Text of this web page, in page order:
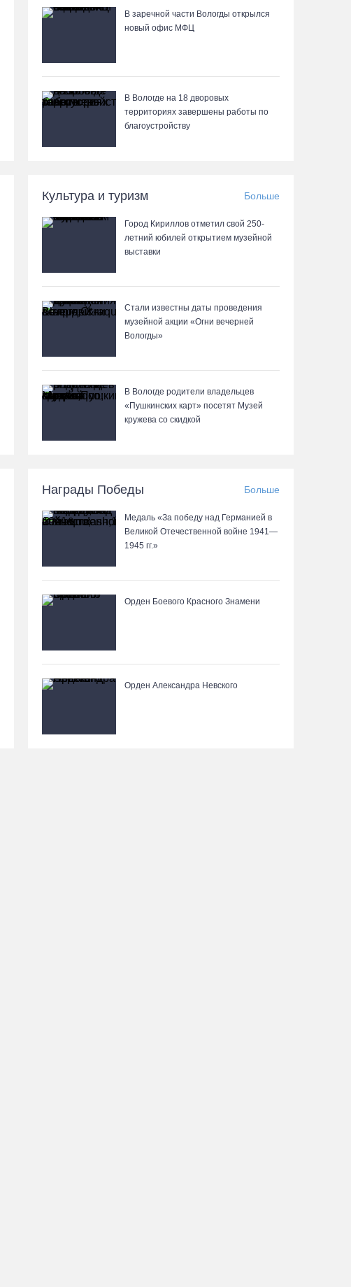
В заречной части Вологды открылся
новый офис МФЦ
В Вологде на 18 дворовых
территориях завершены работы по
благоустройству
Культура и туризм Больше
Город Кириллов отметил свой 250-
летний юбилей открытием музейной
выставки
Стали известны даты проведения
музейной акции «Огни вечерней
Вологды»
В Вологде родители владельцев
«Пушкинских карт» посетят Музей
кружева со скидкой
Награды Победы Больше
Медаль «За победу над Германией в
Великой Отечественной войне 1941—
1945 гг.»
Орден Боевого Красного Знамени
Орден Александра Невского